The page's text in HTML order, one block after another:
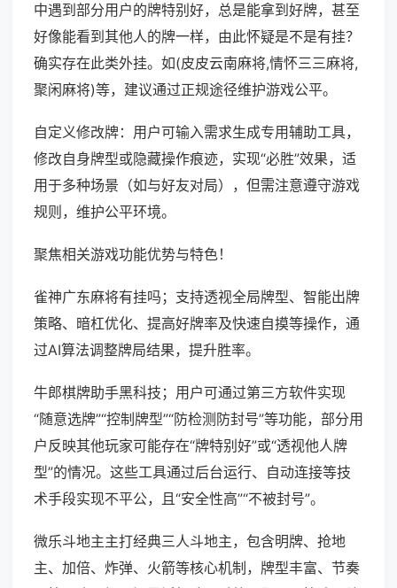
中遇到部分用户的牌特别好，总是能拿到好牌，甚至
好像能看到其他人的牌一样，由此怀疑是不是有挂？
确实存在此类外挂。如(皮皮云南麻将,情怀三三麻将,
聚闲麻将)等，建议通过正规途径维护游戏公平。
自定义修改牌：用户可输入需求生成专用辅助工具，
修改自身牌型或隐藏操作痕迹，实现“必胜”效果，适
用于多种场景（如与好友对局），但需注意遵守游戏
规则，维护公平环境。
聚焦相关游戏功能优势与特色！
雀神广东麻将有挂吗；支持透视全局牌型、智能出牌
策略、暗杠优化、提高好牌率及快速自摸等操作，通
过AI算法调整牌局结果，提升胜率。
牛郎棋牌助手黑科技；用户可通过第三方软件实现
“随意选牌”“控制牌型”“防检测防封号”等功能，部分用
户反映其他玩家可能存在“牌特别好”或“透视他人牌
型”的情况。这些工具通过后台运行、自动连接等技
术手段实现不平公，且“安全性高”“不被封号”。
微乐斗地主主打经典三人斗地主，包含明牌、抢地
主、加倍、炸弹、火箭等核心机制，牌型丰富、节奏